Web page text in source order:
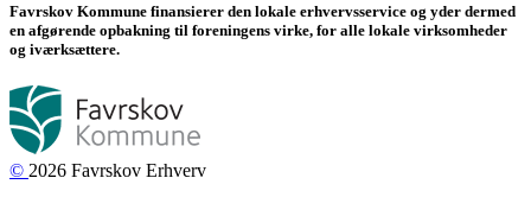
Favrskov Kommune finansierer den lokale erhvervsservice og yder dermed
en afgørende opbakning til foreningens virke, for alle lokale virksomheder
og iværksættere.
© 2026 Favrskov Erhverv